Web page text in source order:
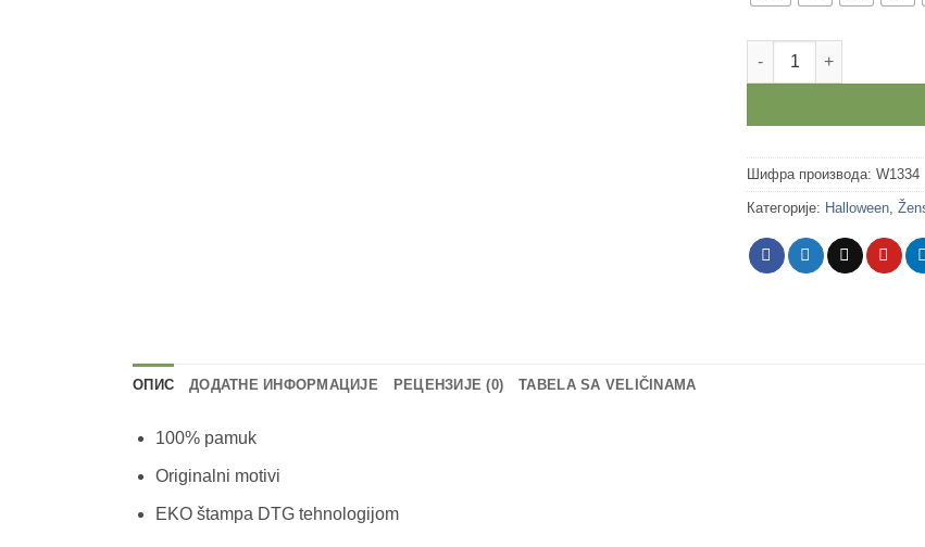
Ženske majice - Trick or
Шифра производа: W1334
Категорије: Halloween
ОПИС ДОДАТНЕ ИНФОРМАЦИЈЕ РЕЦЕНЗИЈЕ (0) TABELA SA VELIČINAMA
100% pamuk
Originalni motivi
EKO štampa DTG tehnologijom